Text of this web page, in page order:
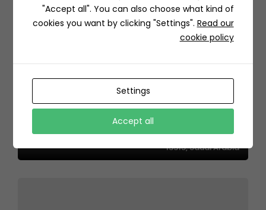
حي, 3260 طريق الإمام سعود بن عبدالعزيز بن محمد، الازدهار،
الرياض 12485 6257، السعودية
QMV3+HX, Ubay Ibn Muadh Al Ansari, Ar Rabi, Riyadh
13315, Saudi Arabia
"Accept all". You can also choose what kind of
cookies you want by clicking "Settings". Read our
cookie policy
Settings
Accept all